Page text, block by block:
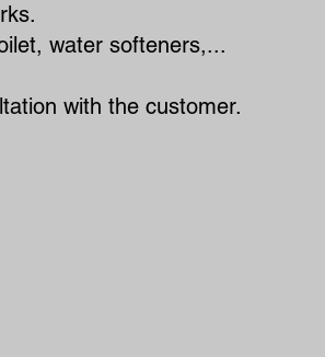
water softeners,...
with the customer.